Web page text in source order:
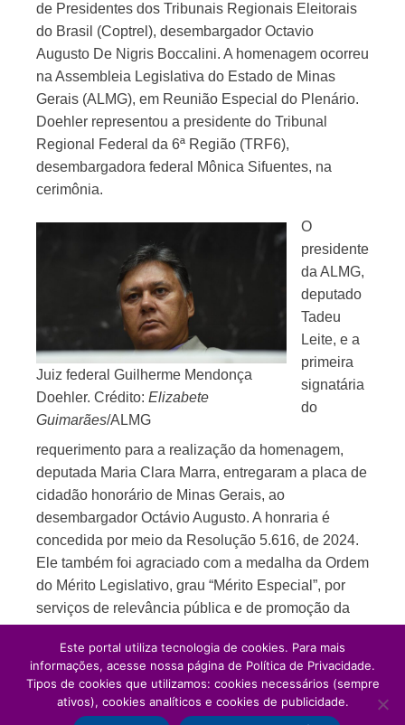
de Presidentes dos Tribunais Regionais Eleitorais
do Brasil (Coptrel), desembargador Octavio
Augusto De Nigris Boccalini. A homenagem ocorreu
na Assembleia Legislativa do Estado de Minas
Gerais (ALMG), em Reunião Especial do Plenário.
Doehler representou a presidente do Tribunal
Regional Federal da 6ª Região (TRF6),
desembargadora federal Mônica Sifuentes, na
cerimônia.
Juiz federal Guilherme Mendonça
Doehler. Crédito: Elizabete
Guimarães/ALMG
O
presidente
da ALMG,
deputado
Tadeu
Leite, e a
primeira
signatária
do
requerimento para a realização da homenagem,
deputada Maria Clara Marra, entregaram a placa de
cidadão honorário de Minas Gerais, ao
desembargador Octávio Augusto. A honraria é
concedida por meio da Resolução 5.616, de 2024.
Ele também foi agraciado com a medalha da Ordem
do Mérito Legislativo, grau “Mérito Especial”, por
serviços de relevância pública e de promoção da
Este portal utiliza tecnologia de cookies. Para mais
informações, acesse nossa página de Política de Privacidade.
Tipos de cookies que utilizamos: cookies necessários (sempre
ativos), cookies analíticos e cookies de publicidade.